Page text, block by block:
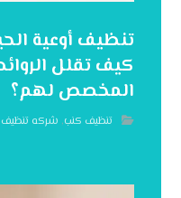
تنظيف أوعية
كيف تقلل
المخصص لهم؟
تنظيف كنب, شركه تنظيف